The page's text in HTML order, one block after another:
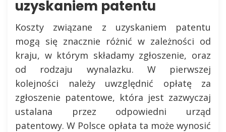
uzyskaniem patentu
Koszty związane z uzyskaniem patentu
mogą się znacznie różnić w zależności od
kraju, w którym składamy zgłoszenie, oraz
od rodzaju wynalazku. W pierwszej
kolejności należy uwzględnić opłatę za
zgłoszenie patentowe, która jest zazwyczaj
ustalana przez odpowiedni urząd
patentowy. W Polsce opłata ta może wynosić